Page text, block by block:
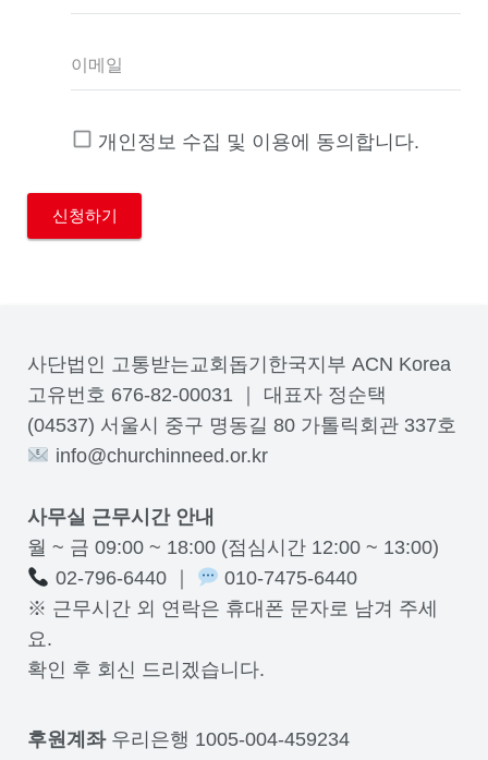
이메일
개인정보 수집 및 이용에 동의합니다.
사단법인 고통받는교회돕기한국지부 ACN Korea
고유번호 676-82-00031 ｜ 대표자 정순택
(04537) 서울시 중구 명동길 80 가톨릭회관 337호
info@churchinneed.or.kr
사무실 근무시간 안내
월 ~ 금 09:00 ~ 18:00 (점심시간 12:00 ~ 13:00)
02-796-6440 ｜
010-7475-6440
※ 근무시간 외 연락은 휴대폰 문자로 남겨 주세
요.
확인 후 회신 드리겠습니다.
후원계좌우리은행 1005-004-459234